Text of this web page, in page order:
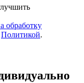
обработку
Политикой.